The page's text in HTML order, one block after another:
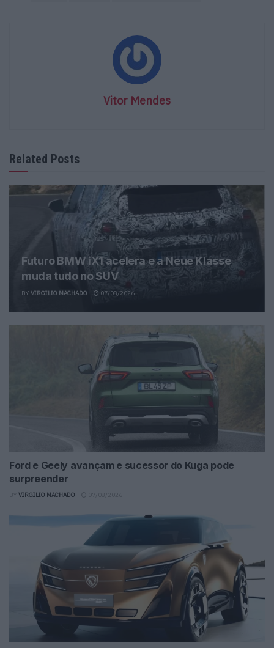
Vitor Mendes
Related Posts
Futuro BMW iX1 acelera e a Neue Klasse
muda tudo no SUV
BY VIRGILIO MACHADO 07/08/2026
Ford e Geely avançam e sucessor do Kuga pode
surpreender
VIRGILIO MACHADO